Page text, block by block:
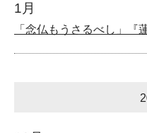
1月
「念仏もうさるべし」『